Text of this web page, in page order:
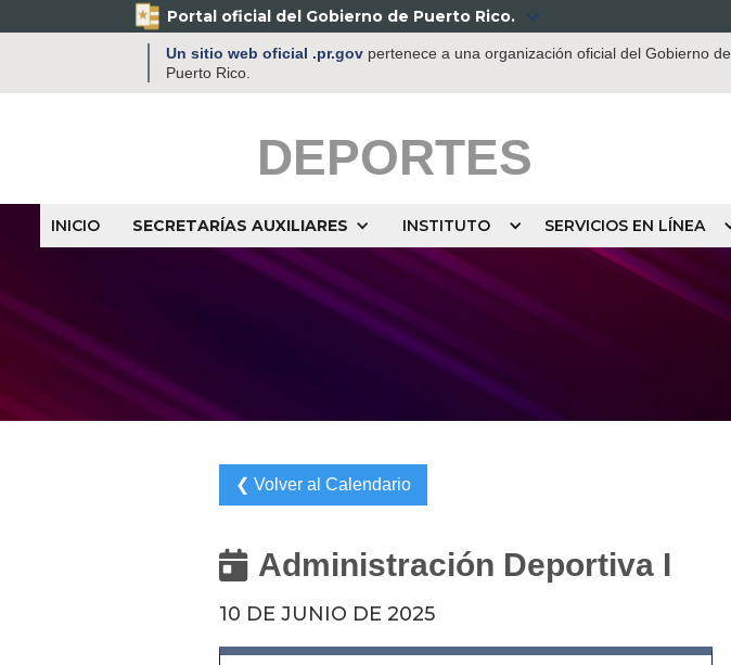
Portal oficial del Gobierno de Puerto Rico. 
Un sitio web oficial .pr.gov pertenece a una organización oficial del Gobierno de
Puerto Rico.
DEPORTES
INICIO SECRETARÍAS AUXILIARES INSTITUTO SERVICIOS EN LÍNEA
❮ Volver al Calendario
 Administración Deportiva I
10 DE JUNIO DE 2025